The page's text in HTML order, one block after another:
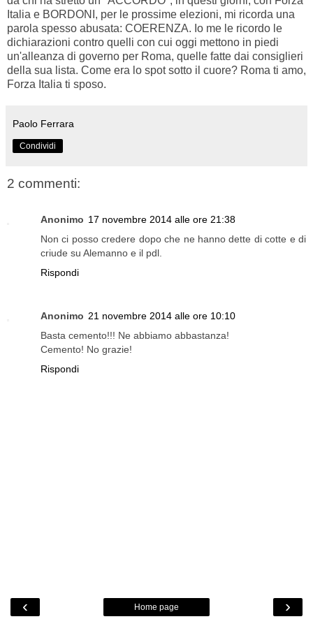
Italia e BORDONI, per le prossime elezioni, mi ricorda una
parola spesso abusata: COERENZA. Io me le ricordo le
dichiarazioni contro quelli con cui oggi mettono in piedi
un'alleanza di governo per Roma, quelle fatte dai consiglieri
della sua lista. Come era lo spot sotto il cuore? Roma ti amo,
Forza Italia ti sposo.
Paolo Ferrara
Condividi
2 commenti:
Anonimo 17 novembre 2014 alle ore 21:38
Non ci posso credere dopo che ne hanno dette di cotte e di
criude su Alemanno e il pdl.
Rispondi
Anonimo 21 novembre 2014 alle ore 10:10
Basta cemento!!! Ne abbiamo abbastanza!
Cemento! No grazie!
Rispondi
‹ ›
Home page